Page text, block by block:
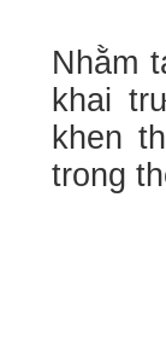
Nhằm
khai
khen
trong